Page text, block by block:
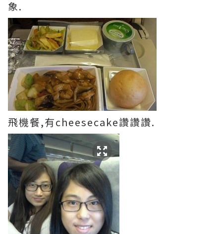
象.
飛機餐,有cheesecake讚讚讚.